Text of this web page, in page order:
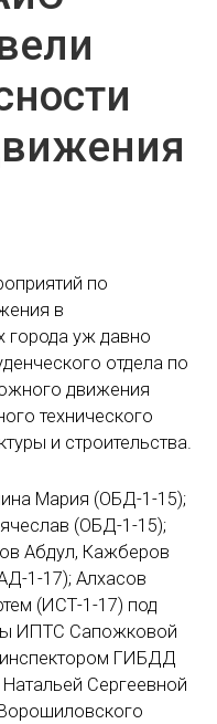
по
в
города уж давно
отдела по
движения
технического
и строительства.
Мария (ОБД-1-15);
(ОБД-1-15);
Абдул, Кажберов
1-17); Алхасов
(ИСТ-1-17) под
ИПТС Сапожковой
ГИБДД
Сергеевной